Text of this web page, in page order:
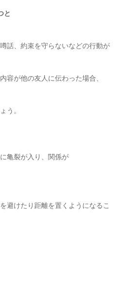
と
話、約束を守らないなどの行動が
容が他の友人に伝わった場合、
う。
亀裂が入り、関係が
避けたり距離を置くようになるこ